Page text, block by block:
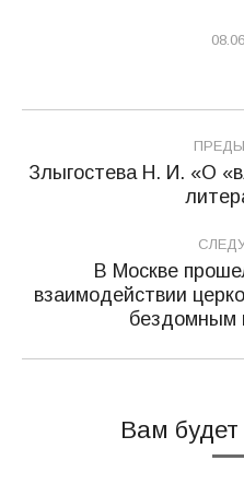
Навигация
по
Злыгостева Н. И. «О
В Москве
взаимодействии
бездомным
Вам будет